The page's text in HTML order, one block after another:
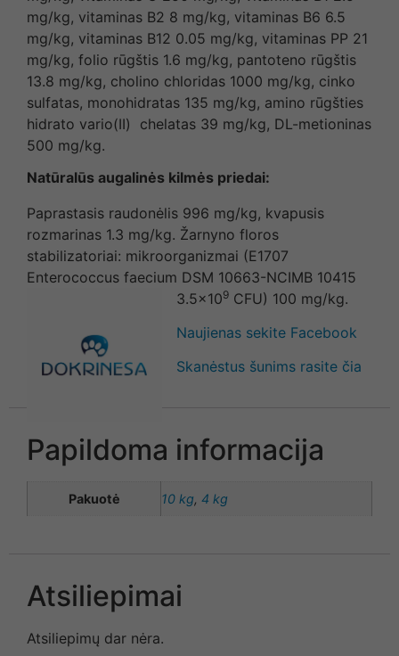
mg/kg, vitaminas B2 8 mg/kg, vitaminas B6 6.5
mg/kg, vitaminas B12 0.05 mg/kg, vitaminas PP 21
mg/kg, folio rūgštis 1.6 mg/kg, pantoteno rūgštis
13.8 mg/kg, cholino chloridas 1000 mg/kg, cinko
sulfatas, monohidratas 135 mg/kg, amino rūgšties
hidrato vario(II) chelatas 39 mg/kg, DL-metioninas
500 mg/kg.
Natūralūs augalinės kilmės priedai:
Paprastasis raudonėlis 996 mg/kg, kvapusis
rozmarinas 1.3 mg/kg. Žarnyno floros
stabilizatoriai: mikroorganizmai (E1707
Enterococcus faecium DSM 10663-NCIMB 10415
3.5×109 CFU) 100 mg/kg.
Naujienas sekite Facebook
Skanėstus šunims rasite čia
Papildoma informacija
Pakuotė 10 kg, 4 kg
Atsiliepimai
Atsiliepimų dar nėra.